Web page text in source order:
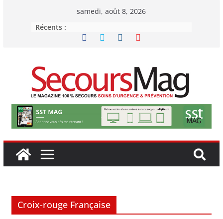
samedi, août 8, 2026
Récents :
Croix-rouge Française